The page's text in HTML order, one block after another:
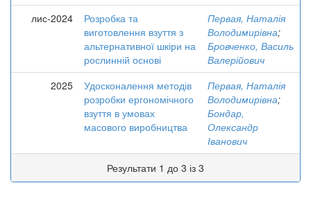
лис-2024
Розробка та
виготовлення взуття з
альтернативної шкіри на
рослинній основі
Первая, Наталія
Володимирівна;
Бровченко, Василь
Валерійович
2025
Удосконалення методів
розробки ергономічного
взуття в умовах
масового виробництва
Первая, Наталія
Володимирівна;
Бондар,
Олександр
Іванович
Результати 1 до 3 із 3